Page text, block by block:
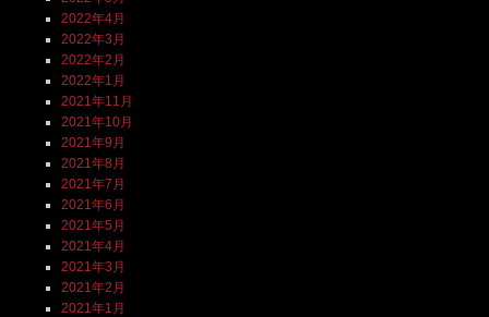
2022年4月
2022年3月
2022年2月
2022年1月
2021年11月
2021年10月
2021年9月
2021年8月
2021年7月
2021年6月
2021年5月
2021年4月
2021年3月
2021年2月
2021年1月